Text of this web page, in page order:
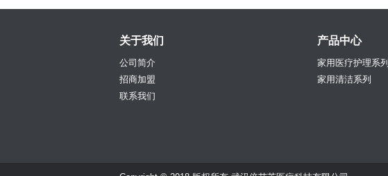
关于我们
公司简介
招商加盟
联系我们
产品中心
家用医疗护理系列
家用清洁系列